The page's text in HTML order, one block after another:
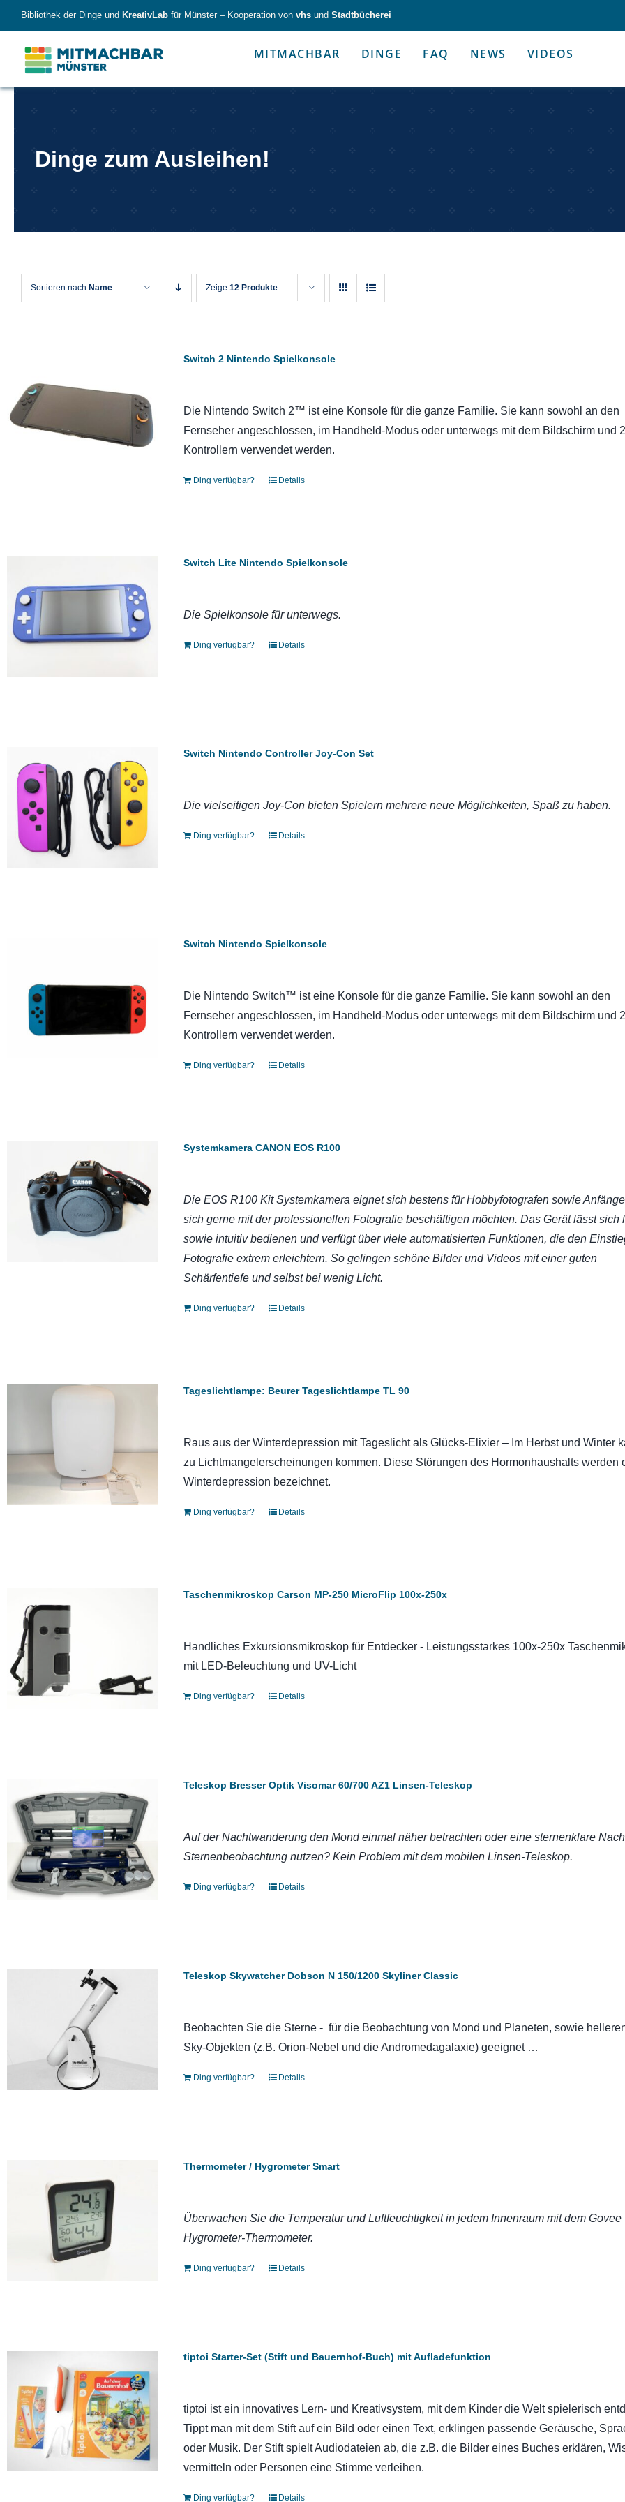
content
Bibliothek der Dinge und KreativLab für Münster – Kooperation von vhs und Stadtbücherei
MITMACHBAR DINGE
Forschen
Forschen
Alles für kleine & große Entdecker.
Werkzeug & Alltagshelfer
Werkzeug & Altagshelfer
Nimm die Dinge selbst in die Hand.
Medien &
FAQ NEWS VIDEOS
Dinge zum Ausleihen!
Sortieren nach Name Zeige 12 Produkte
Switch 2 Nintendo Spielkonsole
Die Nintendo Switch 2™ ist eine Konsole für die ganze Familie. Sie kann sowohl an den
Fernseher angeschlossen, im Handheld-Modus oder unterwegs mit dem Bildschirm und 2
Kontrollern verwendet werden.
Ding verfügbar? Details
Switch Lite Nintendo Spielkonsole
Die Spielkonsole für unterwegs.
Ding verfügbar? Details
Switch Nintendo Controller Joy-Con Set
Die vielseitigen Joy-Con bieten Spielern mehrere neue Möglichkeiten, Spaß zu haben.
Ding verfügbar? Details
Switch Nintendo Spielkonsole
Die Nintendo Switch™ ist eine Konsole für die ganze Familie. Sie kann sowohl an den
Fernseher angeschlossen, im Handheld-Modus oder unterwegs mit dem Bildschirm und 2
Kontrollern verwendet werden.
Ding verfügbar? Details
Systemkamera CANON EOS R100
Die EOS R100 Kit Systemkamera eignet sich bestens für Hobbyfotografen sowie
sich gerne mit der professionellen Fotografie beschäftigen möchten. Das Gerät lässt sich
sowie intuitiv bedienen und verfügt über viele automatisierten Funktionen, die den
Fotografie extrem erleichtern. So gelingen schöne Bilder und Videos mit einer guten
Schärfentiefe und selbst bei wenig Licht.
Ding verfügbar? Details
Tageslichtlampe: Beurer Tageslichtlampe TL 90
Raus aus der Winterdepression mit Tageslicht als Glücks-Elixier – Im Herbst und Winter
zu Lichtmangelerscheinungen kommen. Diese Störungen des Hormonhaushalts werden
Winterdepression bezeichnet.
Ding verfügbar? Details
Taschenmikroskop Carson MP-250 MicroFlip 100x-250x
Handliches Exkursionsmikroskop für Entdecker - Leistungsstarkes 100x-250x
mit LED-Beleuchtung und UV-Licht
Ding verfügbar? Details
Teleskop Bresser Optik Visomar 60/700 AZ1 Linsen-Teleskop
Auf der Nachtwanderung den Mond einmal näher betrachten oder eine sternenklare
Sternenbeobachtung nutzen? Kein Problem mit dem mobilen Linsen-Teleskop.
Ding verfügbar? Details
Teleskop Skywatcher Dobson N 150/1200 Skyliner Classic
Beobachten Sie die Sterne - für die Beobachtung von Mond und Planeten, sowie
Sky-Objekten (z.B. Orion-Nebel und die Andromedagalaxie) geeignet …
Ding verfügbar? Details
Thermometer / Hygrometer Smart
Überwachen Sie die Temperatur und Luftfeuchtigkeit in jedem Innenraum mit dem Govee
Hygrometer-Thermometer.
Ding verfügbar? Details
tiptoi Starter-Set (Stift und Bauernhof-Buch) mit Aufladefunktion
tiptoi ist ein innovatives Lern- und Kreativsystem, mit dem Kinder die Welt spielerisch
Tippt man mit dem Stift auf ein Bild oder einen Text, erklingen passende Geräusche,
oder Musik. Der Stift spielt Audiodateien ab, die z.B. die Bilder eines Buches erklären,
vermitteln oder Personen eine Stimme verleihen.
Ding verfügbar? Details